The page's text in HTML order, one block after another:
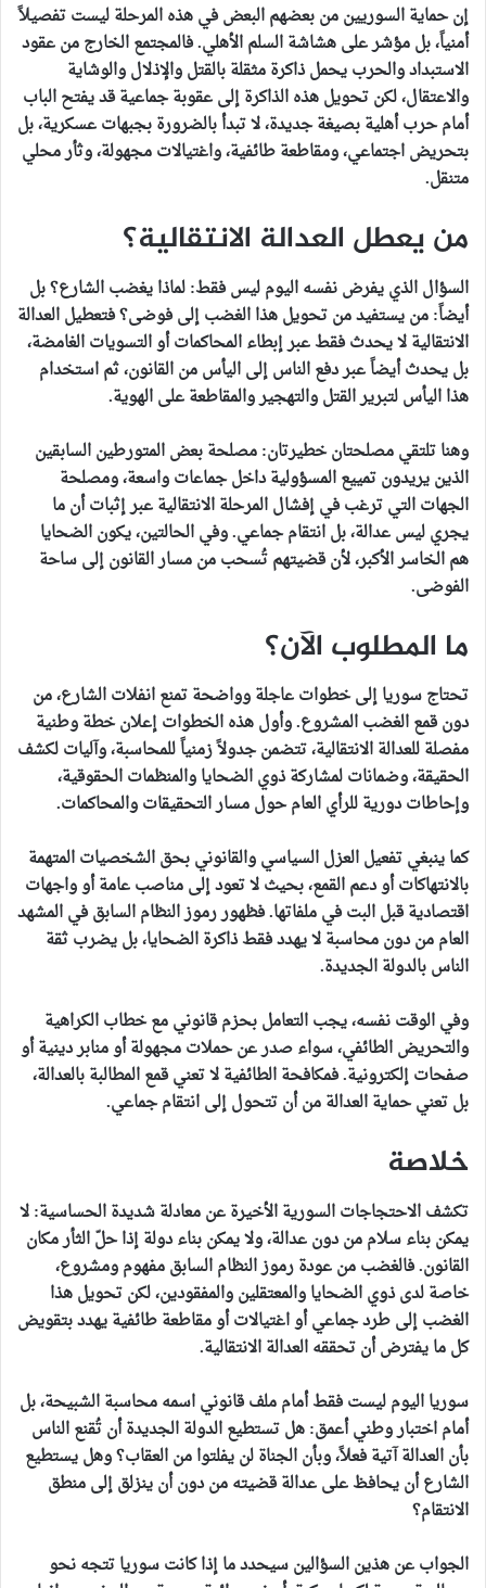
إن حماية السوريين من بعضهم البعض في هذه المرحلة ليست تفصيلاً
أمنياً، بل مؤشر على هشاشة السلم الأهلي. فالمجتمع الخارج من عقود
الاستبداد والحرب يحمل ذاكرة مثقلة بالقتل والإذلال والوشاية
والاعتقال، لكن تحويل هذه الذاكرة إلى عقوبة جماعية قد يفتح الباب
أمام حرب أهلية بصيغة جديدة، لا تبدأ بالضرورة بجبهات عسكرية، بل
بتحريض اجتماعي، ومقاطعة طائفية، واغتيالات مجهولة، وثأر محلي
متنقل.
من يعطل العدالة الانتقالية؟
السؤال الذي يفرض نفسه اليوم ليس فقط: لماذا يغضب الشارع؟ بل
أيضاً: من يستفيد من تحويل هذا الغضب إلى فوضى؟ فتعطيل العدالة
الانتقالية لا يحدث فقط عبر إبطاء المحاكمات أو التسويات الغامضة،
بل يحدث أيضاً عبر دفع الناس إلى اليأس من القانون، ثم استخدام
هذا اليأس لتبرير القتل والتهجير والمقاطعة على الهوية.
وهنا تلتقي مصلحتان خطيرتان: مصلحة بعض المتورطين السابقين
الذين يريدون تمييع المسؤولية داخل جماعات واسعة، ومصلحة
الجهات التي ترغب في إفشال المرحلة الانتقالية عبر إثبات أن ما
يجري ليس عدالة، بل انتقام جماعي. وفي الحالتين، يكون الضحايا
هم الخاسر الأكبر، لأن قضيتهم تُسحب من مسار القانون إلى ساحة
الفوضى.
ما المطلوب الآن؟
تحتاج سوريا إلى خطوات عاجلة وواضحة تمنع انفلات الشارع، من
دون قمع الغضب المشروع. وأول هذه الخطوات إعلان خطة وطنية
مفصلة للعدالة الانتقالية، تتضمن جدولاً زمنياً للمحاسبة، وآليات لكشف
الحقيقة، وضمانات لمشاركة ذوي الضحايا والمنظمات الحقوقية،
وإحاطات دورية للرأي العام حول مسار التحقيقات والمحاكمات.
كما ينبغي تفعيل العزل السياسي والقانوني بحق الشخصيات المتهمة
بالانتهاكات أو دعم القمع، بحيث لا تعود إلى مناصب عامة أو واجهات
اقتصادية قبل البت في ملفاتها. فظهور رموز النظام السابق في المشهد
العام من دون محاسبة لا يهدد فقط ذاكرة الضحايا، بل يضرب ثقة
الناس بالدولة الجديدة.
وفي الوقت نفسه، يجب التعامل بحزم قانوني مع خطاب الكراهية
والتحريض الطائفي، سواء صدر عن حملات مجهولة أو منابر دينية أو
صفحات إلكترونية. فمكافحة الطائفية لا تعني قمع المطالبة بالعدالة،
بل تعني حماية العدالة من أن تتحول إلى انتقام جماعي.
خلاصة
تكشف الاحتجاجات السورية الأخيرة عن معادلة شديدة الحساسية: لا
يمكن بناء سلام من دون عدالة، ولا يمكن بناء دولة إذا حلّ الثأر مكان
القانون. فالغضب من عودة رموز النظام السابق مفهوم ومشروع،
خاصة لدى ذوي الضحايا والمعتقلين والمفقودين، لكن تحويل هذا
الغضب إلى طرد جماعي أو اغتيالات أو مقاطعة طائفية يهدد بتقويض
كل ما يفترض أن تحققه العدالة الانتقالية.
سوريا اليوم ليست فقط أمام ملف قانوني اسمه محاسبة الشبيحة، بل
أمام اختبار وطني أعمق: هل تستطيع الدولة الجديدة أن تُقنع الناس
بأن العدالة آتية فعلاً، وبأن الجناة لن يفلتوا من العقاب؟ وهل يستطيع
الشارع أن يحافظ على عدالة قضيته من دون أن ينزلق إلى منطق
الانتقام؟
الجواب عن هذين السؤالين سيحدد ما إذا كانت سوريا تتجه نحو